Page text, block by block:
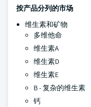
按产品分列的市场
维生素和矿物
多维他命
维生素A
维生素D
维生素E
B - 复杂的维生素
钙